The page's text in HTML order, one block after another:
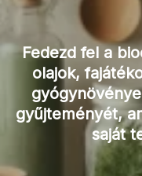
Fedezd fel a
olajok,
gyűjteményét,
saját